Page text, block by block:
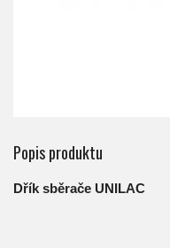
Popis produktu
Dřík sběrače UNILAC